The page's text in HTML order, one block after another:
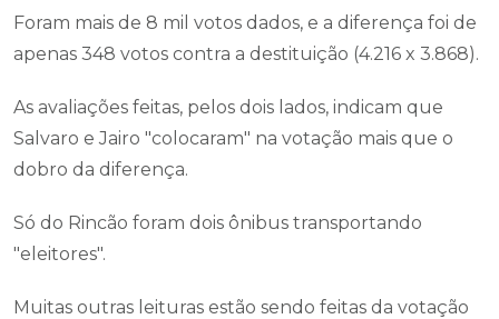
Foram mais de 8 mil votos dados, e a diferença foi de
apenas 348 votos contra a destituição (4.216 x 3.868).
As avaliações feitas, pelos dois lados, indicam que
Salvaro e Jairo "colocaram" na votação mais que o
dobro da diferença.
Só do Rincão foram dois ônibus transportando
"eleitores".
Muitas outras leituras estão sendo feitas da votação